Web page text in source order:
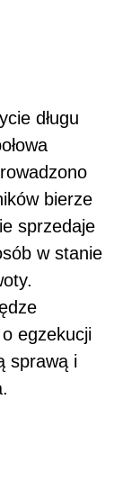
długu
bierze
sprzedaje
w stanie
egzekucji
sprawą i